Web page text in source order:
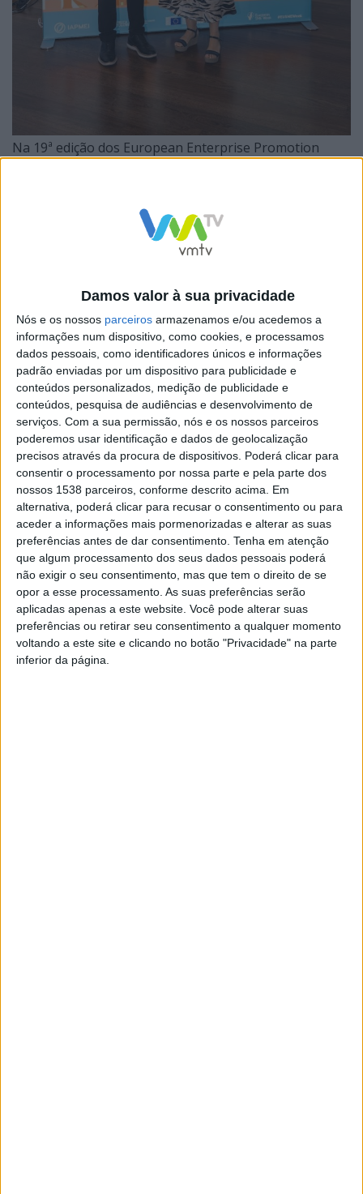
Damos valor à sua privacidade
Nós e os nossos parceiros armazenamos e/ou acedemos a
informações num dispositivo, como cookies, e processamos
dados pessoais, como identificadores únicos e informações
padrão enviadas por um dispositivo para publicidade e
conteúdos personalizados, medição de publicidade e
conteúdos, pesquisa de audiências e desenvolvimento de
serviços. Com a sua permissão, nós e os nossos parceiros
poderemos usar identificação e dados de geolocalização
precisos através da procura de dispositivos. Poderá clicar para
consentir o processamento por nossa parte e pela parte dos
nossos 1538 parceiros, conforme descrito acima. Em
alternativa, poderá clicar para recusar o consentimento ou para
aceder a informações mais pormenorizadas e alterar as suas
preferências antes de dar consentimento. Tenha em atenção
que algum processamento dos seus dados pessoais poderá
não exigir o seu consentimento, mas que tem o direito de se
opor a esse processamento. As suas preferências serão
aplicadas apenas a este website. Você pode alterar suas
preferências ou retirar seu consentimento a qualquer momento
voltando a este site e clicando no botão "Privacidade" na parte
inferior da página.
Na 19ª edição dos European Enterprise Promotion
estes dois projetos destacaram-se nas suas categorias
pelo seu valor e importância no que a boas práticas na
social diz respeito.
A marca bracarense re.store® foi ainda distinguida
como National Winner, e irá representar Portugal na
final europeia que terá lugar em Copenhaga no
próximo dia 11 de novembro, na categoria Responsible
and Inclusive Entrepreneurship, a qual reconhece
iniciativas que promovem a responsabilidade social e o
empreendedorismo inclusivo, apoiando ativamente
grupos desfavorecidos e minorias.
Na cerimónia nacional de entrega dos prémios, a
fundadora da marca re.store®, Sílvia Correia, subiu ao
palco para receber esta distinção “Este prémio é um
reconhecimento coletivo. Nada disto seria possível sem